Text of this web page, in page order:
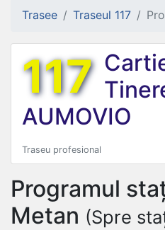
Trasee Traseul 117
117
AUMOVIO
Traseu profesional
Programul
Metan (Spre